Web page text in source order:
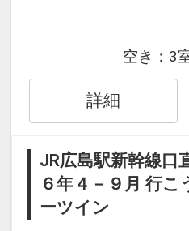
【
めのうえ、ご予約に
設定期間：2026年4
30日
17535456
空き： 3
詳細
JR広島駅新幹線口
６年４－９月 行こ
ーツイン